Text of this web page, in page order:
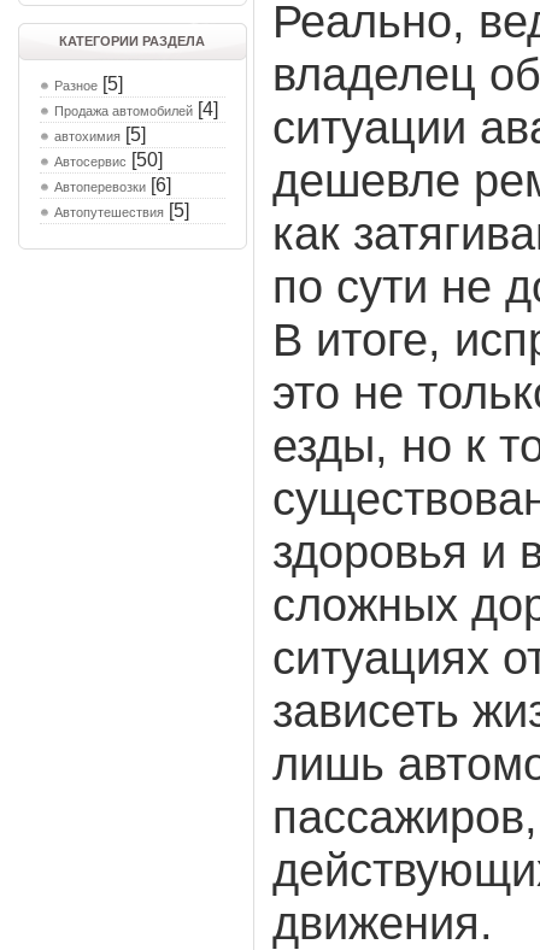
КАТЕГОРИИ РАЗДЕЛА
Разное [5]
Продажа автомобилей [4]
автохимия [5]
Автосервис [50]
Автоперевозки [6]
Автопутешествия [5]
Реально,
владелец
ситуации
дешевле
как
по сути не
В итоге,
это не
езды, но к
здоровья и
сложных
ситуациях
зависеть
лишь
движения.